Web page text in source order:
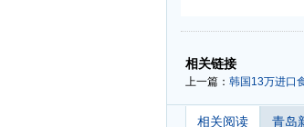
-
相关链接
上一篇： 韩国13万进口
相关阅读 青岛